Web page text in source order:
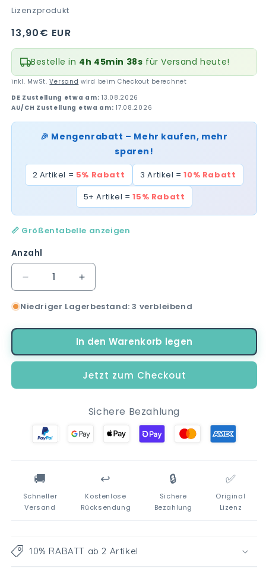
Lizenzprodukt
Normaler
Preis
13,90€ EUR
Bestelle in 4h 45min 37s für Versand heute!
inkl. MwSt.Versand wird beim Checkout berechnet
DE Zustellung etwa am: 13.08.2026
AU/CH Zustellung etwa am: 17.08.2026
🎉 Mengenrabatt – Mehr kaufen, mehr
sparen!
2 Artikel = 5% Rabatt 3 Artikel =10% Rabatt
5+ Artikel =15% Rabatt
📏 Größentabelle anzeigen
Anzahl
Verringere
die
Menge
Disney
Eiskönigin
Flasche
350
Erhöhe
die
Menge
Disney
Die
Eiskönigin
Elsa
Anna
Kinder
Flasche
Niedriger Lagerbestand: 3 verbleibend
In den Warenkorb legen
Jetzt zum Checkout
Sichere Bezahlung
🚚
Schneller
Versand
↩️
Kostenlose
Rücksendung
🔒
Sichere
Bezahlung
✅
Original
Lizenz
10% RABATT ab 2 Artikel